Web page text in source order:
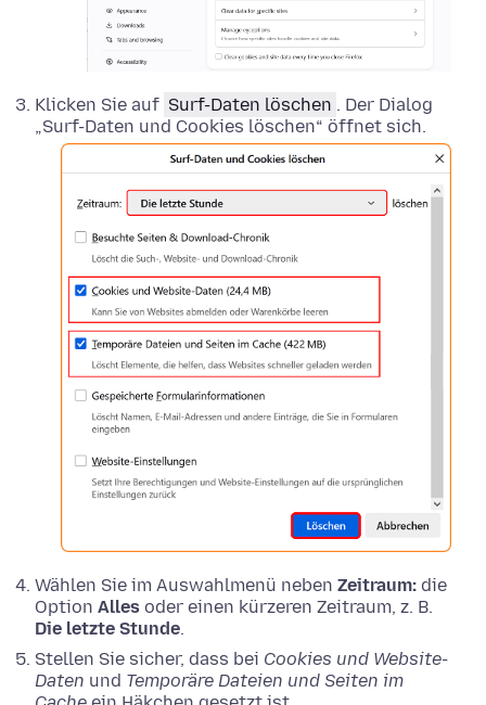
Klicken Sie auf Surf-Daten löschen . Der Dialog
„Surf-Daten und Cookies löschen“ öffnet sich.
Wählen Sie im Auswahlmenü neben Zeitraum: die
Option Alles oder einen kürzeren Zeitraum, z. B.
Die letzte Stunde.
Stellen Sie sicher, dass bei Cookies und Website-
Daten und Temporäre Dateien und Seiten im